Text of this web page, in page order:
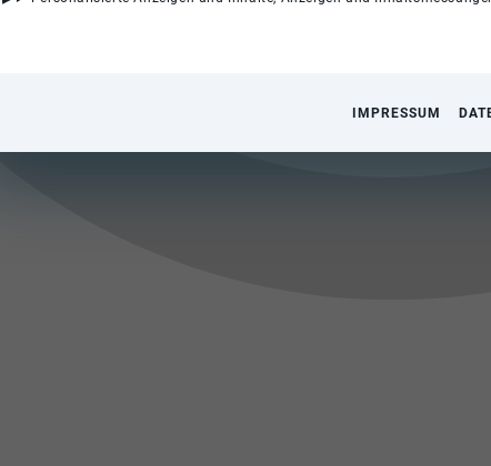
IMPRESSUM